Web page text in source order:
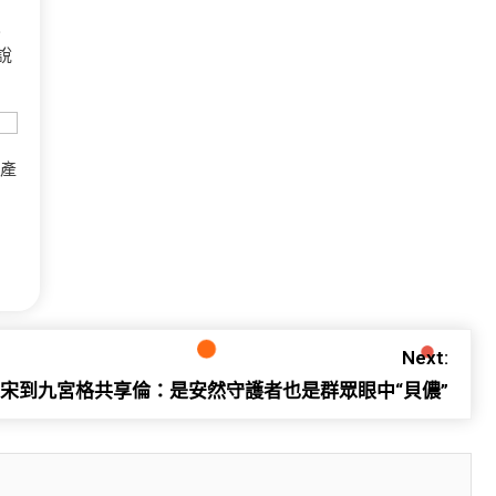
Next:
宋到九宮格共享倫：是安然守護者也是群眾眼中“貝儂”